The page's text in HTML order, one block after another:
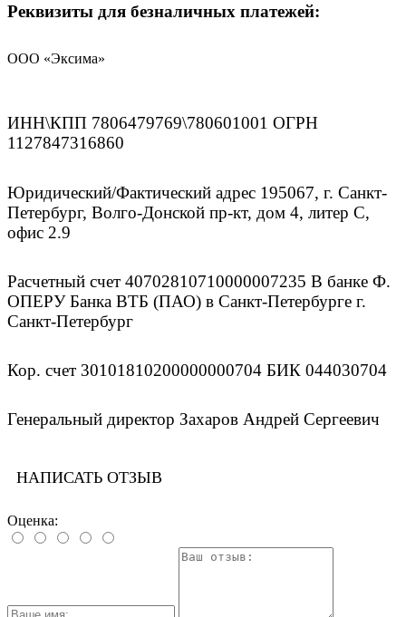
Реквизиты для безналичных платежей:
ООО «Эксима»
ИНН\КПП 7806479769\780601001 ОГРН
1127847316860
Юридический/Фактический адрес 195067, г. Санкт-
Петербург, Волго-Донской пр-кт, дом 4, литер С,
офис 2.9
Расчетный счет 40702810710000007235 В банке Ф.
ОПЕРУ Банка ВТБ (ПАО) в Санкт-Петербурге г.
Санкт-Петербург
Кор. счет 30101810200000000704 БИК 044030704
Генеральный директор Захаров Андрей Сергеевич
НАПИСАТЬ ОТЗЫВ
Оценка: